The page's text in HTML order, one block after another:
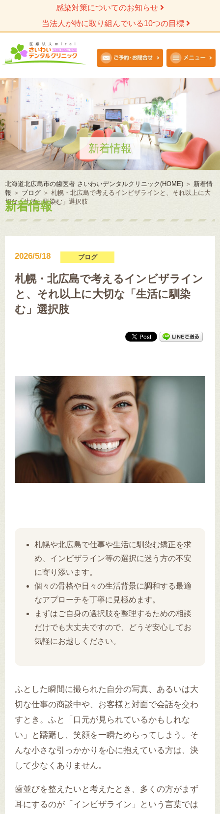
感染対策についてのお知らせ
当法人が特に取り組んでいる10つの目標
新着情報
北海道北広島市の歯医者 さいわいデンタルクリニック(HOME) ＞ 新着情
報 ＞ ブログ ＞ 札幌・北広島で考えるインビザラインと、それ以上に大
切な「生活に馴染む」選択肢
新着情報
2026/5/18 ブログ
札幌・北広島で考えるインビザライン
と、それ以上に大切な「生活に馴染
む」選択肢
札幌や北広島で仕事や生活に馴染む矯正を求
め、インビザライン等の選択に迷う方の不安
に寄り添います。
個々の骨格や日々の生活背景に調和する最適
なアプローチを丁寧に見極めます。
まずはご自身の選択肢を整理するための相談
だけでも大丈夫ですので、どうぞ安心してお
気軽にお越しください。
ふとした瞬間に撮られた自分の写真、あるいは大
切な仕事の商談中や、お客様と対面で会話を交わ
すとき。ふと「口元が見られているかもしれな
い」と躊躇し、笑顔を一瞬ためらってしまう。そ
んな小さな引っかかりを心に抱えている方は、決
して少なくありません。
歯並びを整えたいと考えたとき、多くの方がまず
耳にするのが「インビザライン」という言葉では